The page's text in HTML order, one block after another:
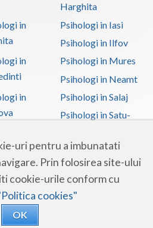
uri pentru a imbunatati
Prin folosirea site-ului
cookie-urile conform cu
cookies"
OK
Harghita
in
Psihologi in Iasi
Psihologi in Ilfov
in
Psihologi in Mures
Psihologi in Neamt
in
Psihologi in Salaj
Psihologi in Satu-
in
Psihologi in
Teleorman
in Tulcea Psihologi in Valcea
in